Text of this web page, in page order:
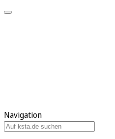
Navigation